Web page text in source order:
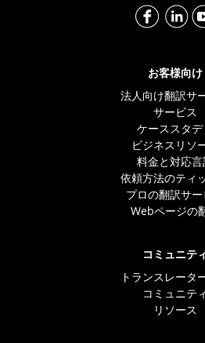
お客様向け
法人向け翻訳サ
サービス
ケーススタデ
ビジネスリソ
料金と対応
依頼方法のティ
プロの翻訳サー
Webページの
コミュニテ
トランスレータ
コミュニティ
リソース